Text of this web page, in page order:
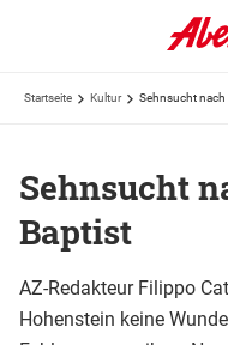
Startseite Kultur Sehnsucht
Sehnsucht
Baptist
AZ-Redakteur Filippo
Hohenstein keine